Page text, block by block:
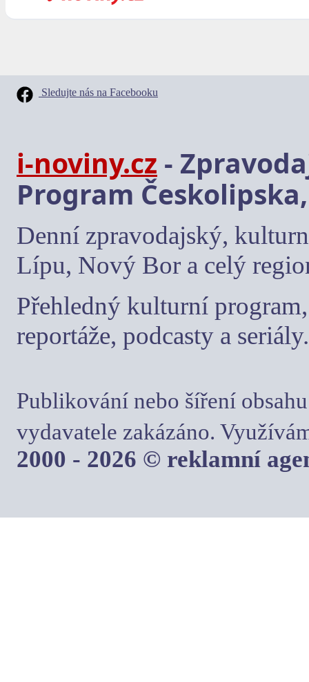
Sledujte nás na Facebooku
i-noviny.cz -
Program
Denní zpravodajský,
Lípu, Nový Bor a celý
Přehledný kulturní
reportáže, podcasty a seriály.
Publikování nebo šíření
vydavatele zakázáno.
2000 - 2026 © reklamní